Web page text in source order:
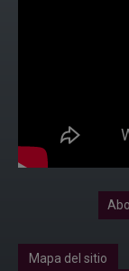
Mapa del sitio